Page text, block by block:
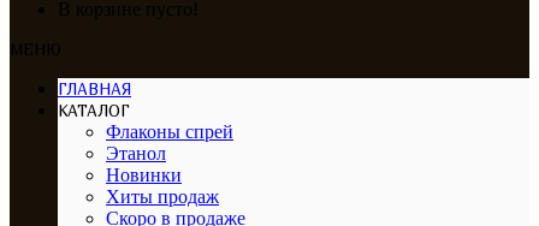
ГЛАВНАЯ
КАТАЛОГ
Флаконы спрей
Этанол
Новинки
Хиты продаж
Скоро в продаже